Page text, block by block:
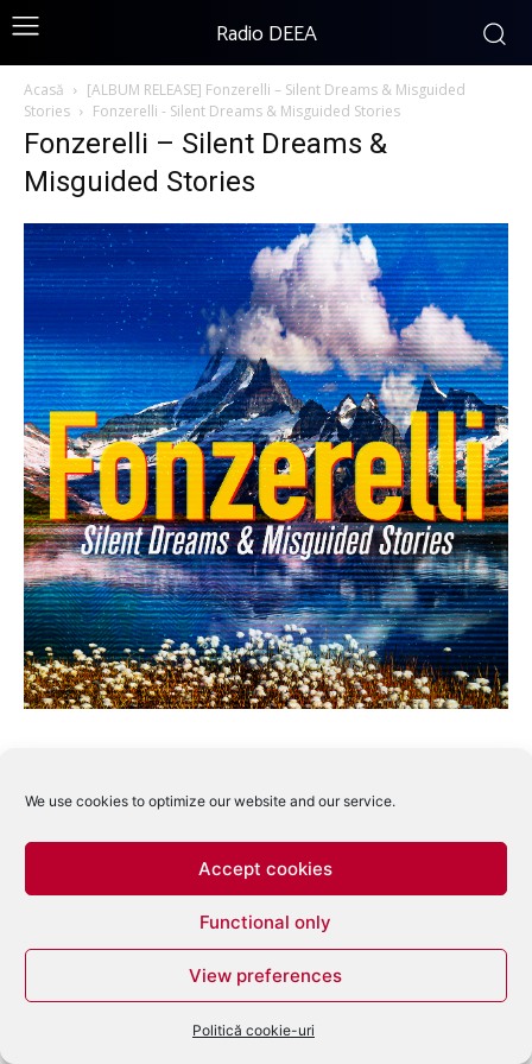
We use cookies to optimize our website and our service.
Accept cookies
Functional only
View preferences
Politică cookie-uri
Radio DEEA
Acasă
[ALBUM RELEASE] Fonzerelli – Silent Dreams & Misguided
Stories
Fonzerelli - Silent Dreams & Misguided Stories
Fonzerelli – Silent Dreams &
Misguided Stories
Descoperă mai multe la Radio DEEA
Abonează-te ca să primești ultimele articole prin email.
Abonează-te